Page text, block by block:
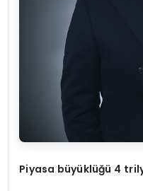
Piyasa büyüklüğü 4